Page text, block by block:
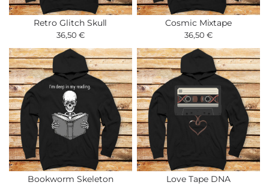
Retro Glitch Skull
36,50 €
Cosmic Mixtape
36,50 €
Bookworm Skeleton Love Tape DNA